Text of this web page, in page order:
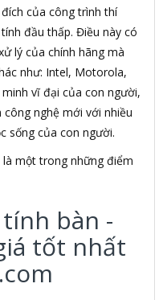
của công trình thí
đầu thấp. Điều này có
lý của chính hãng mà
như: Intel, Motorola,
vĩ đại của con người,
nghệ mới với nhiều
sống của con người.
là một trong những điểm
bàn -
tốt nhất